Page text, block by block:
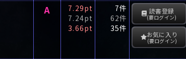
A
7.29pt
7.24pt
3.66pt
7件
62件
35件
読書登録
(要ログイン)
お気に入り
(要ログイン)